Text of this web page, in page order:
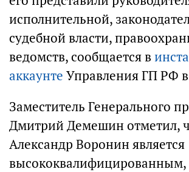
исполнительной,
судебной власти,
ведомств, сообщается в
аккаунте Управления ГП РФ
Заместитель Генерального
Дмитрий Демешин отметил,
Александр Воронин является
высококвалифицированным,